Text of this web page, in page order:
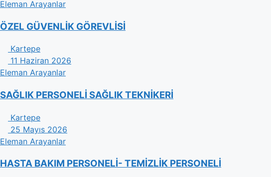
Eleman Arayanlar
ÖZEL GÜVENLİK GÖREVLİSİ
Kartepe
11 Haziran 2026
Eleman Arayanlar
SAĞLIK PERSONELİ SAĞLIK TEKNİKERİ
Kartepe
25 Mayıs 2026
Eleman Arayanlar
HASTA BAKIM PERSONELİ- TEMİZLİK PERSONELİ